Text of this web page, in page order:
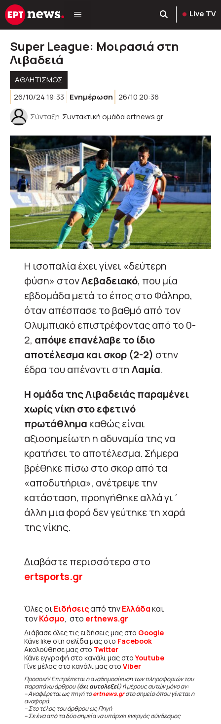
Μετάβαση
σε
Live TV
Super League: Μοιρασιά στη
Λιβαδειά
ΑΘΛΗΤΙΣΜΟΣ
26/10/24 19:33
Ενημέρωση 26/10 20:36
Σύνταξη Συντακτική ομάδα ertnews.gr
Η ισοπαλία έχει γίνει «δεύτερη
φύση» στονΛεβαδειακό, που μία
εβδομάδα μετά το έπος στο Φάληρο,
όταν απέσπασε το βαθμό από τον
Ολυμπιακό επιστρέφοντας από το 0-
2, απόψε επανέλαβε το ίδιο
αποτέλεσμα και σκορ (2-2) στην
έδρα του απέναντι στηΛαμία.
Η ομάδα της Λιβαδειάς παραμένει
χωρίς νίκη στο εφετινό
πρωτάθλημα καθώς είναι
αξιοσημείωτη η αδυναμία της να
κρατήσει το αποτέλεσμα. Σήμερα
βρέθηκε πίσω στο σκορ από τα
«αποδυτήρια», ανέτρεψε την
κατάσταση, προηγήθηκε αλλά γι΄
άλλη μια φορά δεν γεύτηκε τη χαρά
της νίκης.
Διαβάστε περισσότερα στο
ertsports.gr
Όλες οιΕιδήσειςαπό τηνΕλλάδακαι
τονΚόσμο, στο ertnews.gr
Διάβασε όλες τις ειδήσεις μας στο Google
Κάνε like στη σελίδα μας στο Facebook
Ακολούθησε μας στο Twitter
Κάνε εγγραφή στο κανάλι μας στοYoutube
Γίνε μέλος στο κανάλι μας στο Viber
Προσοχή! Επιτρέπεται η αναδημοσίευση των πληροφοριών του
παραπάνω άρθρου (όχι αυτολεξεί) ή μέρους αυτών μόνο αν:
– Αναφέρεται ως πηγή τοertnews.grστο σημείο όπου γίνεται η
αναφορά.
– Στο τέλος του άρθρου ως Πηγή
– Σε ένα από τα δύο σημεία να υπάρχει ενεργός σύνδεσμος